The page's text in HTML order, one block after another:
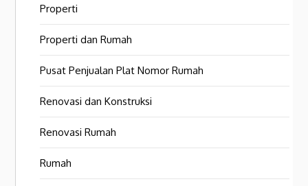
Properti
Properti dan Rumah
Pusat Penjualan Plat Nomor Rumah
Renovasi dan Konstruksi
Renovasi Rumah
Rumah